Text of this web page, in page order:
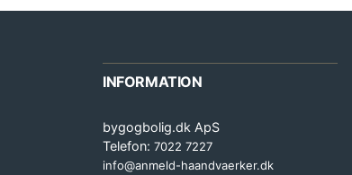
INFORMATION
bygogbolig.dk ApS
Telefon: 7022 7227
info@anmeld-haandvaerker.dk